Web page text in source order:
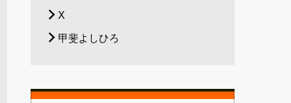
X
甲斐よしひろ